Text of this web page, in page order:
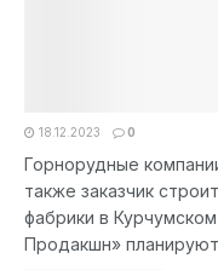
18.12.2023 0
Горнорудные
также заказчик
фабрики в
Продакшн»